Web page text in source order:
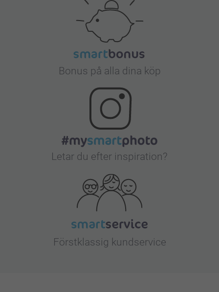
Bonus på alla dina köp
Letar du efter inspiration?
Förstklassig kundservice